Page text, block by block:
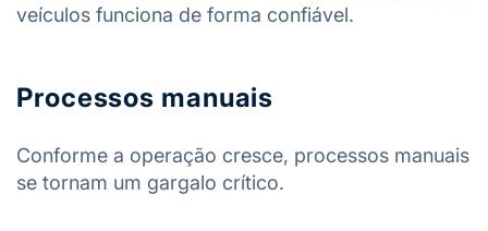
veículos funciona de forma confiável.
Processos manuais
Conforme a operação cresce, processos manuais
se tornam um gargalo crítico.